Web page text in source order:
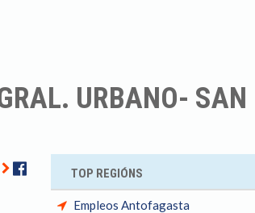
URBANO- SAN
FacebookTOP REGIÓNS
Empleos Antofagasta